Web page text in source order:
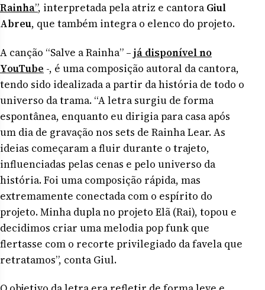
Rainha”, interpretada pela atriz e cantora Giul
Abreu, que também integra o elenco do projeto.
A canção “Salve a Rainha” – já disponível no
YouTube -, é uma composição autoral da cantora,
tendo sido idealizada a partir da história de todo o
universo da trama. “A letra surgiu de forma
espontânea, enquanto eu dirigia para casa após
um dia de gravação nos sets de Rainha Lear. As
ideias começaram a fluir durante o trajeto,
influenciadas pelas cenas e pelo universo da
história. Foi uma composição rápida, mas
extremamente conectada com o espírito do
projeto. Minha dupla no projeto Elã (Rai), topou e
decidimos criar uma melodia pop funk que
flertasse com o recorte privilegiado da favela que
retratamos”, conta Giul.